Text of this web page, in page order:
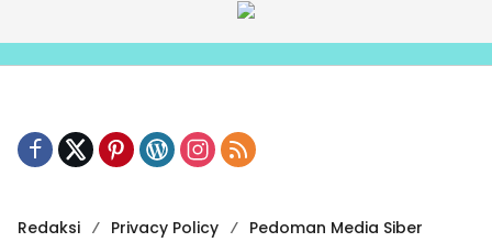
Redaksi Privacy Policy Pedoman Media Siber